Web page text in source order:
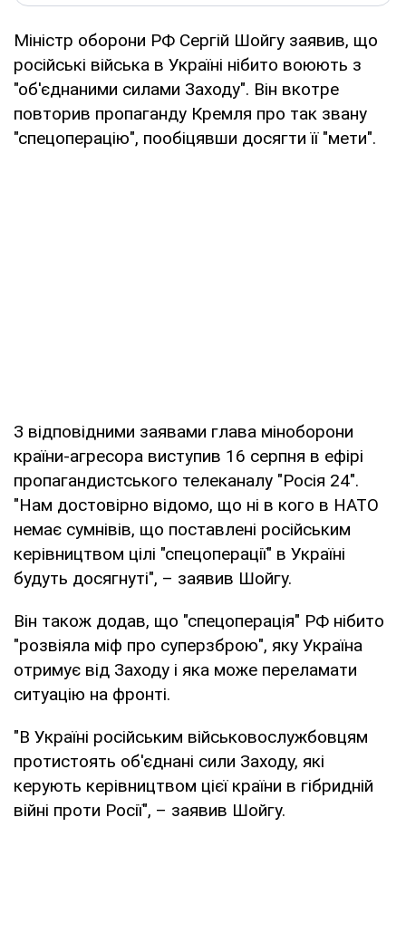
Міністр оборони РФ Сергій Шойгу заявив, що
російські війська в Україні нібито воюють з
"об'єднаними силами Заходу". Він вкотре
повторив пропаганду Кремля про так звану
"спецоперацію", пообіцявши досягти її "мети".
З відповідними заявами глава міноборони
країни-агресора виступив 16 серпня в ефірі
пропагандистського телеканалу "Росія 24".
"Нам достовірно відомо, що ні в кого в НАТО
немає сумнівів, що поставлені російським
керівництвом цілі "спецоперації" в Україні
будуть досягнуті", – заявив Шойгу.
Він також додав, що "спецоперація" РФ нібито
"розвіяла міф про суперзброю", яку Україна
отримує від Заходу і яка може переламати
ситуацію на фронті.
"В Україні російським військовослужбовцям
протистоять об'єднані сили Заходу, які
керують керівництвом цієї країни в гібридній
війні проти Росії", – заявив Шойгу.